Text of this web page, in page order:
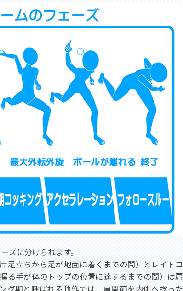
ズに分けられます。
足立ちから足が地面に着くまでの間）とレイトコ
る手が体のトップの位置に達するまでの間）は肩
グ期と呼ばれる動作では、肩関節を内側へ捻った